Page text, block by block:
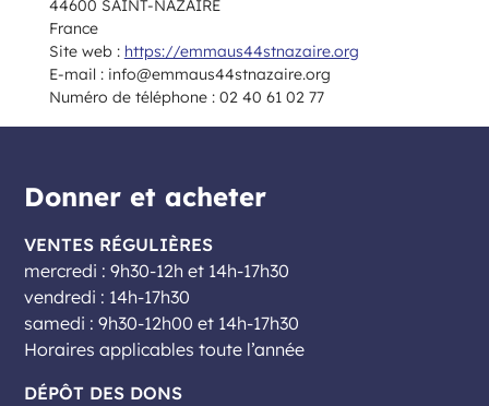
44600 SAINT-NAZAIRE
France
Site web : https://emmaus44stnazaire.org
E-mail : info@emmaus44stnazaire.org
Numéro de téléphone : 02 40 61 02 77
Donner et acheter
VENTES RÉGULIÈRES
mercredi : 9h30-12h et 14h-17h30
vendredi : 14h-17h30
samedi : 9h30-12h00 et 14h-17h30
Horaires applicables toute l’année
DÉPÔT DES DONS